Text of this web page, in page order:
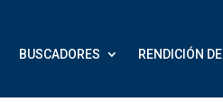
BUSCADORES RENDICIÓN